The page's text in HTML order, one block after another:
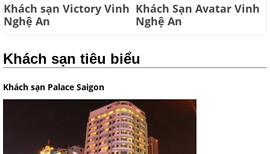
Khách sạn Victory Vinh
Nghệ An
Khách Sạn Avatar Vinh
Nghệ An
Khách sạn tiêu biểu
Khách sạn Palace Saigon